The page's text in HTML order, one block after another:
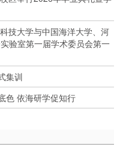
技大学与中国海洋大学、河
验室第一届学术委员会第一
集训
色 依海研学促知行